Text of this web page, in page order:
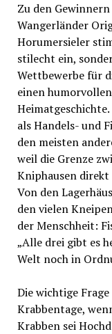
Zu den
Wangerländer
Horumersieler
stilecht ein,
Wettbewerbe für
einen
als Handels- und
den meisten
weil die Grenze
Kniphausen direkt
Von den
den vielen
der Menschheit:
„Alle drei gibt es
Welt noch in
Die wichtige
Krabbentage,
Krabben sei